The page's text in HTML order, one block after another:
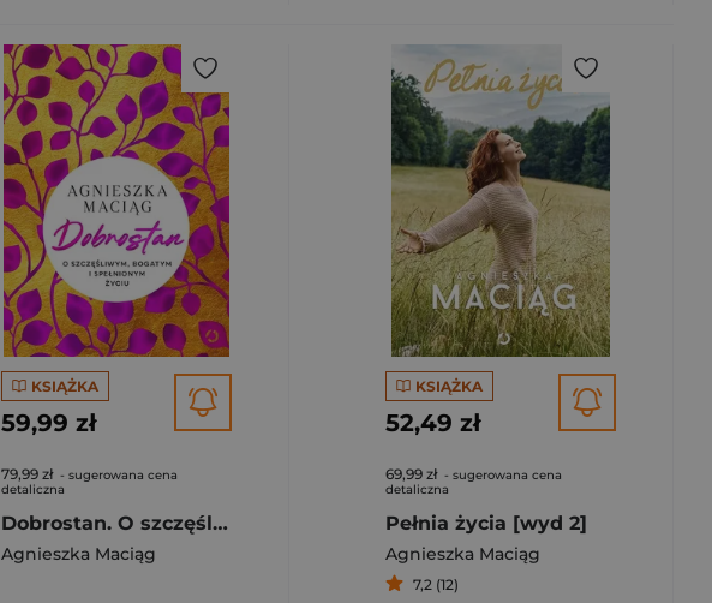
KSIĄŻKA
59,99 zł
79,99 zł - sugerowana cena
detaliczna
Dobrostan. O szczęśliwym, bogatym i spełnionym życiu [wyd. 2, 2024]
Agnieszka Maciąg
KSIĄŻKA
52,49 zł
69,99 zł - sugerowana cena
detaliczna
Pełnia życia [wyd 2]
Agnieszka Maciąg
7,2 (12)